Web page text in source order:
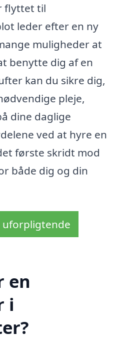
flyttet til
leder efter en ny
muligheder at
benytte dig af en
kan du sikre dig,
pleje,
dine daglige
ved at hyre en
første skridt mod
både dig og din
uforpligtende
en
i